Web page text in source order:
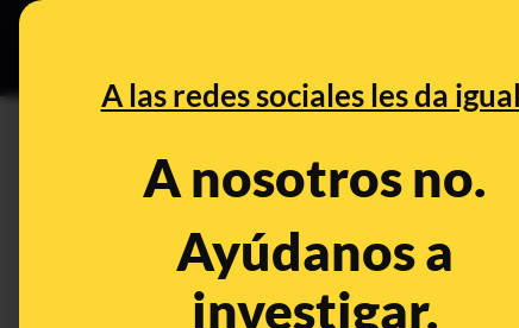
A las redes sociales les da
A nosotros no.
Ayúdanos a
investigar.
Especial
¿En España, líder en
pasando frío, el BOE
This content has NOT yet